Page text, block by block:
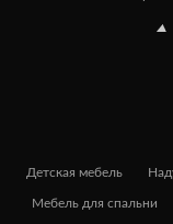
Детская мебель
Мебель для спальни